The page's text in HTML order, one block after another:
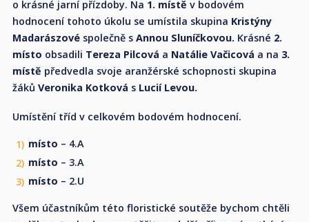
o krásné jarní přízdoby. Na 1. místě v bodovém
hodnocení tohoto úkolu se umístila skupina Kristýny
Madarászové společně s Annou Sluníčkovou. Krásné 2.
místo obsadili Tereza Pilcová a Natálie Vačicová a na 3.
místě předvedla svoje aranžérské schopnosti skupina
žáků Veronika Kotková s Lucií Levou.
Umístění tříd v celkovém bodovém hodnocení.
místo – 4.A
místo – 3.A
místo – 2.U
Všem účastníkům této floristické soutěže bychom chtěli